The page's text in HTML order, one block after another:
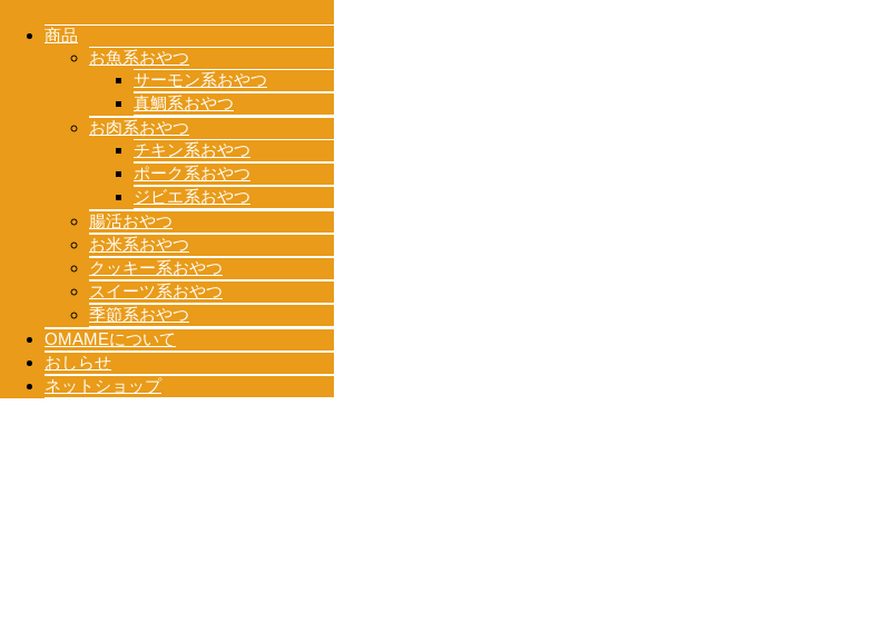
商品
お魚系おやつ
サーモン系おやつ
真鯛系おやつ
お肉系おやつ
チキン系おやつ
ポーク系おやつ
ジビエ系おやつ
腸活おやつ
お米系おやつ
クッキー系おやつ
スイーツ系おやつ
季節系おやつ
OMAMEについて
おしらせ
ネットショップ